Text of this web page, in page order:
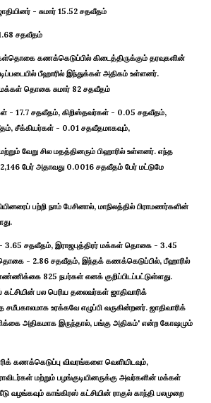
- சுமார் 15.52 சதவீதம்
சதவீதம்
கணக்கெடுப்பில் கிடைத்திருக்கும் தரவுகளின்
பீஹாரில் இந்துக்கள் அதிகம் உள்ளனர்.
மக்கள் தொகை சுமார் 82 சதவீதம்
- 17.7 சதவீதம், கிறிஸ்தவர்கள் - 0.05 சதவீதம்,
சீக்கியர்கள் - 0.01 சதவீதமாகவும்,
வேறு சில மதத்தினரும் பிஹாரில் உள்ளனர். எந்த
பேர் அதாவது 0.0016 சதவீதம் பேர் மட்டுமே
பற்றி நாம் பேசினால், மாநிலத்தில் பிராமணர்களின்
சதவீதம், இராஜபுத்திரர் மக்கள் தொகை - 3.45
- 2.86 சதவீதம், இந்தக் கணக்கெடுப்பில், பீஹாரில்
825 நபர்கள் எனக் குறிப்பிடப்பட்டுள்ளது.
பல பெரிய தலைவர்கள் ஜாதிவாரிக்
உரக்கவே எழுப்பி வருகின்றனர். ஜாதிவாரிக்
அதிகமாக இருந்தால், பங்கு அதிகம்' என்ற கோஷமும்
கணக்கெடுப்பு விவரங்களை வெளியிடவும்,
மற்றும் பழங்குடியினருக்கு அவர்களின் மக்கள்
வழங்கவும் காங்கிரஸ் கட்சியின் ராகுல் காந்தி பலமுறை